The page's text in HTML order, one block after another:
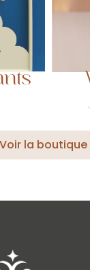
Voir la boutique